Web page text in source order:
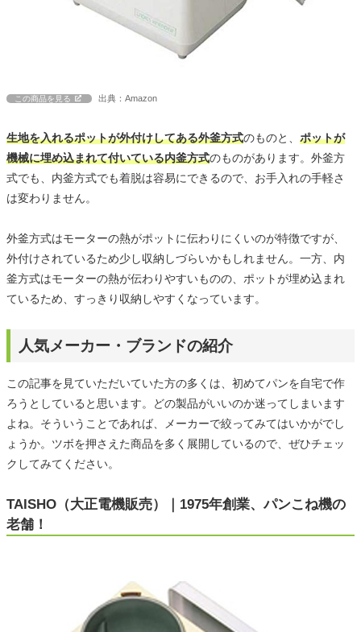
この商品を見る 出典：Amazon
生地を入れるポットが外付けしてある外釜方式のものと、 ポットが
機械に埋め込まれて付いている内釜方式のものがあります。外釜方
式でも、内釜方式でも着脱は容易にできるので、お手入れの手軽さ
は変わりません。
外釜方式はモーターの熱がポットに伝わりにくいのが特徴ですが、
外付けされているため少し収納しづらいかもしれません。一方、内
釜方式はモーターの熱が伝わりやすいものの、ポットが埋め込まれ
ているため、すっきり収納しやすくなっています。
人気メーカー・ブランドの紹介
この記事を見ていただいていた方の多くは、初めてパンを自宅で作
ろうとしていると思います。どの製品がいいのか迷ってしまいます
よね。そういうことであれば、メーカーで絞ってみてはいかがでし
ょうか。ツボを押さえた商品を多く展開しているので、ぜひチェッ
クしてみてください。
TAISHO（大正電機販売）｜1975年創業、パンこね機の
老舗！